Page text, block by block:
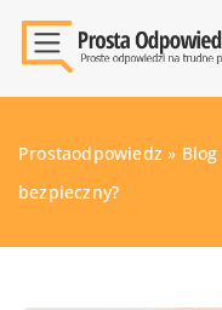
Prostaodpowiedz » Blog
bezpieczny?